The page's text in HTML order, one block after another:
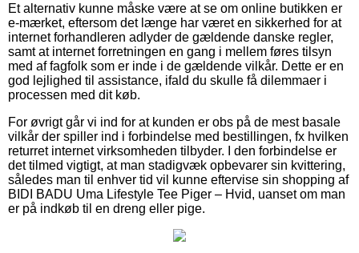
Et alternativ kunne måske være at se om online butikken er
e-mærket, eftersom det længe har været en sikkerhed for at
internet forhandleren adlyder de gældende danske regler,
samt at internet forretningen en gang i mellem føres tilsyn
med af fagfolk som er inde i de gældende vilkår. Dette er en
god lejlighed til assistance, ifald du skulle få dilemmaer i
processen med dit køb.
For øvrigt går vi ind for at kunden er obs på de mest basale
vilkår der spiller ind i forbindelse med bestillingen, fx hvilken
returret internet virksomheden tilbyder. I den forbindelse er
det tilmed vigtigt, at man stadigvæk opbevarer sin kvittering,
således man til enhver tid vil kunne eftervise sin shopping af
BIDI BADU Uma Lifestyle Tee Piger – Hvid, uanset om man
er på indkøb til en dreng eller pige.